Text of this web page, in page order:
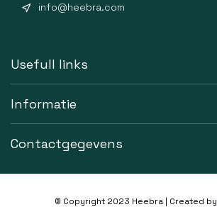
info@heebra.com
Usefull links
Informatie
Contactgegevens
© Copyright 2023 Heebra | Created by